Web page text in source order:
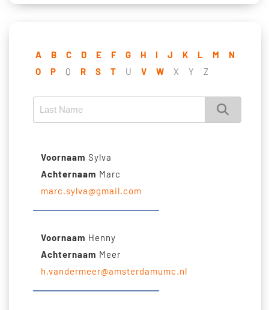
A B C D E F G H I J K L M
N
O
P Q R S T U V W X Y Z
Voornaam Sylva
Achternaam Marc
marc.sylva@gmail.com
Voornaam Henny
Achternaam Meer
h.vandermeer@amsterdamumc.nl